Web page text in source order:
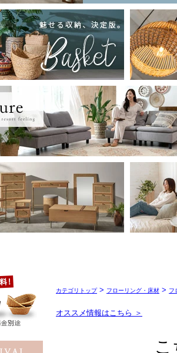
カテゴリトップ> フローリング・床材 > フ
オススメ情報はこちら ＞